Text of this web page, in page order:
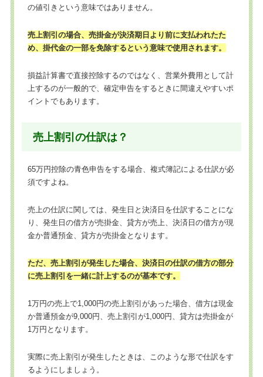
の値引きという意味ではありません。
売上割引の場合、売掛金が決済期日より前に支払われたた
め、掛代金の一部を免除するという意味で使用されます。
損益計算書で直接控除するのではなく、営業外費用として計
上するのが一般的で、確定申告をするときに間違えやすいポ
イントでもあります。
売上割引の仕訳は？
65万円控除の青色申告をする場合、複式簿記による仕訳が必
須ですよね。
売上の仕訳に関しては、発生日と決済日を仕訳することにな
り、発生日の借方が売掛金、貸方が売上、決済日の借方が現
金か普通預金、貸方が売掛金となります。
ただ、売上割引が発生した場合、決済日の仕訳の借方の部分
に売上割引を一緒に計上するのが基本です。
1万円の売上で1,000円の売上割引があった場合、借方は現金
か普通預金が9,000円、売上割引が1,000円、貸方は売掛金が
1万円となります。
実際に売上割引が発生したときは、このような形で仕訳をす
るようにしましょう。